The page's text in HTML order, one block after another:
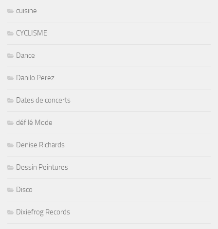
cuisine
CYCLISME
Dance
Danilo Perez
Dates de concerts
défilé Mode
Denise Richards
Dessin Peintures
Disco
Dixiefrog Records